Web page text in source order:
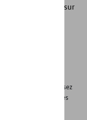
mentionné sur
hivernales. Réduisez
entre les roues